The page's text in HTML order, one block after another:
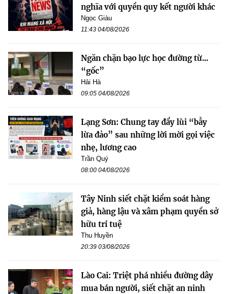
nghĩa với quyền quy kết người khác
Ngọc Giàu
11:43 04/08/2026
Ngăn chặn bạo lực học đường từ...
“gốc”
Hải Hà
09:05 04/08/2026
Lạng Sơn: Chung tay đẩy lùi “bẫy
lừa đảo” sau những lời mời gọi việc
nhẹ, lương cao
Trần Quý
08:00 04/08/2026
Tây Ninh siết chặt kiểm soát hàng
giả, hàng lậu và xâm phạm quyền sở
hữu trí tuệ
Thu Huyền
20:39 03/08/2026
Lào Cai: Triệt phá nhiều đường dây
mua bán người, siết chặt an ninh